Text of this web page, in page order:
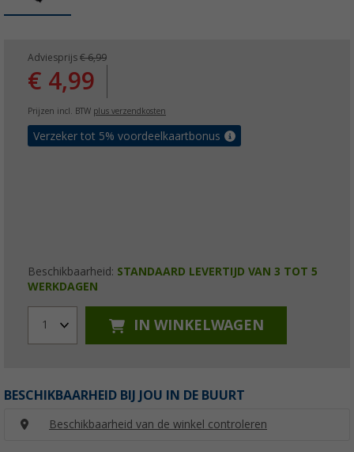
Adviesprijs € 6,99
€ 4,99
Prijzen incl. BTW plus verzendkosten
Verzeker tot 5% voordeelkaartbonus
Beschikbaarheid: STANDAARD LEVERTIJD VAN 3 TOT 5
WERKDAGEN
1 IN WINKELWAGEN
BESCHIKBAARHEID BIJ JOU IN DE BUURT
Beschikbaarheid van de winkel controleren